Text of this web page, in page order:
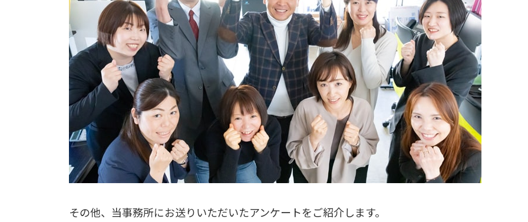
その他、当事務所にお送りいただいたアンケートをご紹介します。